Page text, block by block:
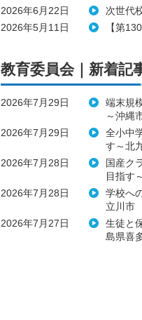
2026年6月22日
次世代
2026年5月11日
【第
教育委員会｜新着記
2026年7月29日
端末規
～沖縄
2026年7月29日
全小中
す～北
2026年7月28日
国産ク
目指す
2026年7月28日
学校へ
立川市
2026年7月27日
生徒と
島県喜